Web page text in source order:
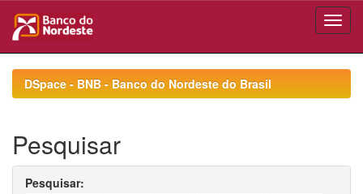
navigationDSpace - BNB - Banco do Nordeste do Brasil
Pesquisar
Pesquisar: